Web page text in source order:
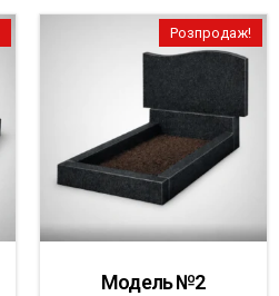
Розпродаж!
Модель №2